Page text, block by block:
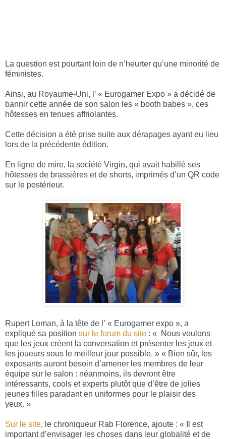
La question est pourtant loin de n’heurter qu’une minorité de
féministes.
Ainsi, au Royaume-Uni, l’ « Eurogamer Expo » a décidé de
bannir cette année de son salon les « booth babes », ces
hôtesses en tenues affriolantes.
Cette décision a été prise suite aux dérapages ayant eu lieu
lors de la précédente édition.
En ligne de mire, la société Virgin, qui avait habillé ses
hôtesses de brassières et de shorts, imprimés d’un QR code
sur le postérieur.
Rupert Loman, à la tête de l’ « Eurogamer expo », a
expliqué sa position sur le forum du site : « Nous voulons
que les jeux créent la conversation et présenter les jeux et
les joueurs sous le meilleur jour possible. » « Bien sûr, les
exposants auront besoin d’amener les membres de leur
équipe sur le salon : néanmoins, ils devront être
intéressants, cools et experts plutôt que d’être de jolies
jeunes filles paradant en uniformes pour le plaisir des
yeux. »
Sur le site, le chroniqueur Rab Florence, ajoute : « Il est
important d’envisager les choses dans leur globalité et de